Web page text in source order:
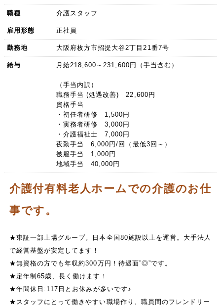
職種 介護スタッフ
雇用形態 正社員
勤務地 大阪府枚方市招提大谷2丁目21番7号
給与 月給218,600～231,600円（手当含む）
（手当内訳）
職務手当 (処遇改善) 22,600円
資格手当
・初任者研修 1,500円
・実務者研修 3,000円
・介護福祉士 7,000円
夜勤手当 6,000円/回（最低3回～）
被服手当 1,000円
地域手当 40,000円
介護付有料老人ホームでの介護のお仕
事です。
★東証一部上場グループ。日本全国80施設以上を運営。大手法人
で経営基盤が安定してます！
★無資格の方でも年収約300万円！待遇面”◎”です。
★定年制65歳、長く働けます！
★年間休日:117日とお休みが多いです♪
★スタッフにとって働きやすい職場作り、職員間のフレンドリー